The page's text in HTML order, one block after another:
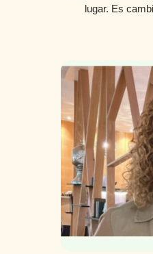
lugar. Es